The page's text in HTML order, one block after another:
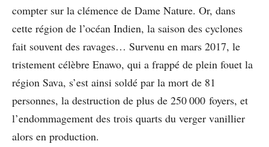
compter sur la clémence de Dame Nature. Or, dans
cette région de l’océan Indien, la saison des cyclones
fait souvent des ravages… Survenu en mars 2017, le
tristement célèbre Enawo, qui a frappé de plein fouet la
région Sava, s’est ainsi soldé par la mort de 81
personnes, la destruction de plus de 250 000 foyers, et
l’endommagement des trois quarts du verger vanillier
alors en production.